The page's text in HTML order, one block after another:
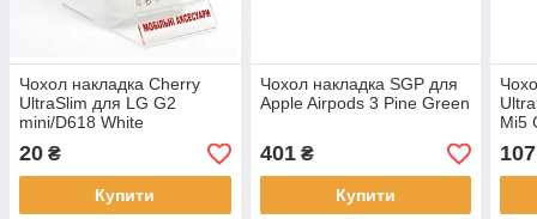
Чохол накладка Cherry
UltraSlim для LG G2
mini/D618 White
20 ₴
Купити
Чохол накладка SGP для
Apple Airpods 3 Pine Green
401₴
Купити
Mi5
107